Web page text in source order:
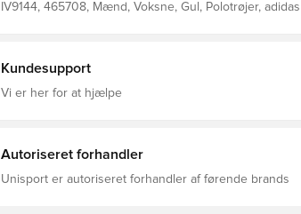
IV9144, 465708, Mænd, Voksne, Gul, Polotrøjer, adidas
Kundesupport
Vi er her for at hjælpe
Autoriseret forhandler
Unisport er autoriseret forhandler af førende brands